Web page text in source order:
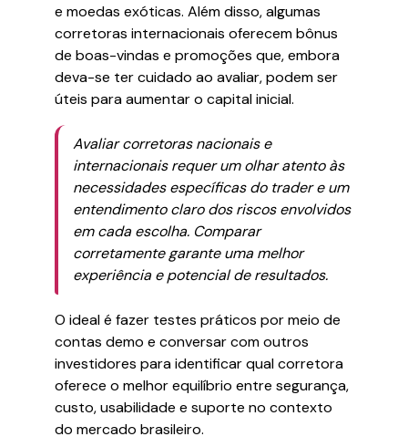
e moedas exóticas. Além disso, algumas
corretoras internacionais oferecem bônus
de boas-vindas e promoções que, embora
deva-se ter cuidado ao avaliar, podem ser
úteis para aumentar o capital inicial.
Avaliar corretoras nacionais e
internacionais requer um olhar atento às
necessidades específicas do trader e um
entendimento claro dos riscos envolvidos
em cada escolha. Comparar
corretamente garante uma melhor
experiência e potencial de resultados.
O ideal é fazer testes práticos por meio de
contas demo e conversar com outros
investidores para identificar qual corretora
oferece o melhor equilíbrio entre segurança,
custo, usabilidade e suporte no contexto
do mercado brasileiro.